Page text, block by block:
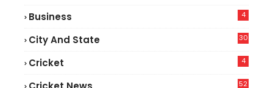
Business 4
City And State 30
Cricket 4
52